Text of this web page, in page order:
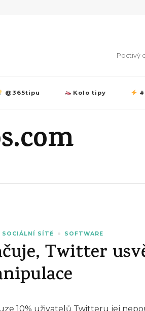
Poctivý
@365tipu Kolo tipy
SOCIÁLNÍ SÍTĚ SOFTWARE
Twitter
10% uživatelů Twitteru jej